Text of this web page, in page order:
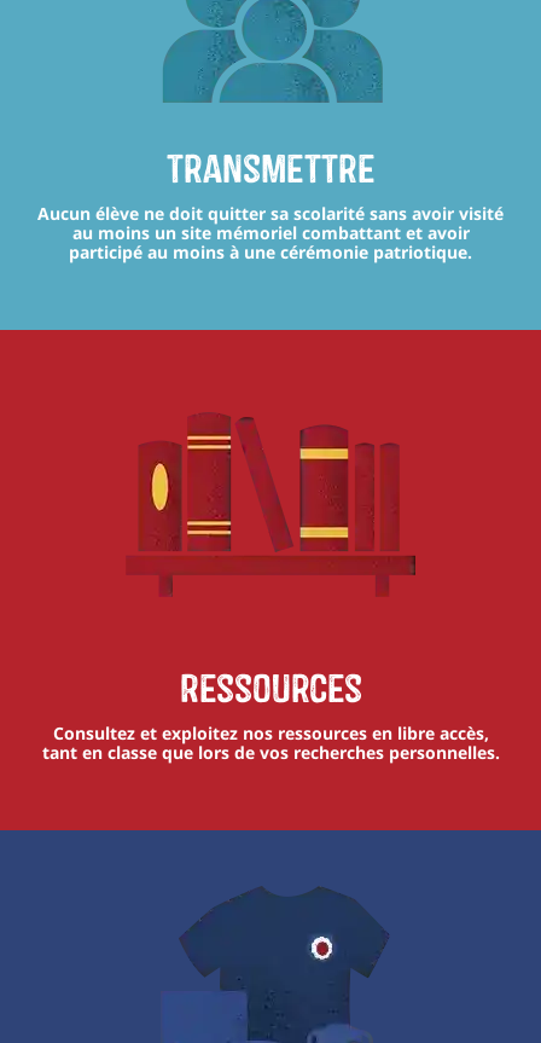
transmettre
Aucun élève ne doit quitter sa scolarité sans avoir visité
au moins un site mémoriel combattant et avoir
participé au moins à une cérémonie patriotique.
Ressources
Consultez et exploitez nos ressources en libre accès,
tant en classe que lors de vos recherches personnelles.